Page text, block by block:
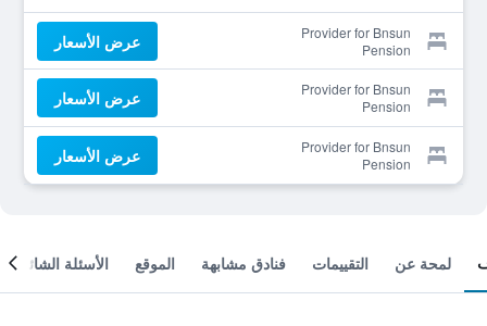
Provider for Bnsun
Pension
عرض الأسعار
Provider for Bnsun
Pension
عرض الأسعار
Provider for Bnsun
Pension
عرض الأسعار
لمحة عن التقييمات فنادق مشابهة الموقع الأسئلة الشائعة